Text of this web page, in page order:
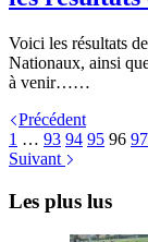
Voici les résultats
Nationaux, ainsi
à venir……
Précédent
1 … 93 94 95 96 97
Suivant
Les plus lus